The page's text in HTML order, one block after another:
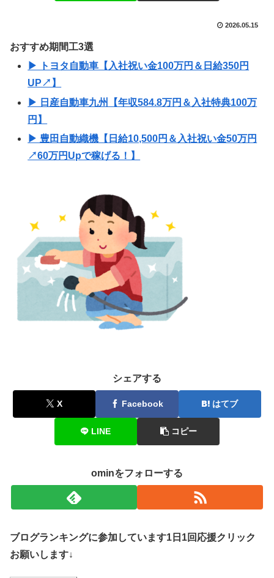
2026.05.15
おすすめ期間工3選
▶ トヨタ自動車【入社祝い金100万円＆日給350円
UP↗】
▶ 日産自動車九州【年収584.8万円＆入社特典100万
円】
▶ 豊田自動織機【日給10,500円＆入社祝い金50万円
↗60万円Upで稼げる！】
シェアする
X Facebook はてブ
LINE コピー
ominをフォローする
ブログランキングに参加しています1日1回応援クリック
お願いします↓